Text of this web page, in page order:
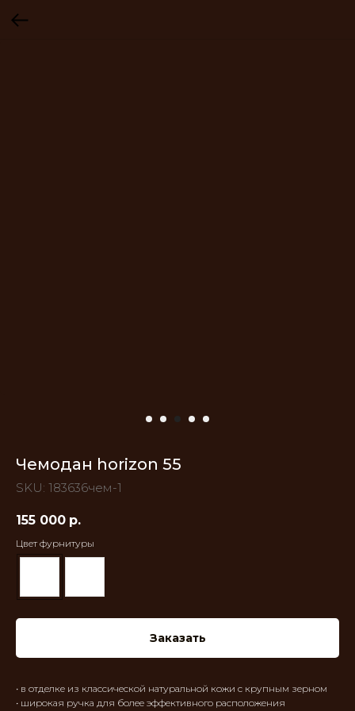
Чемодан horizon 55
SKU: 183636чем-1
155 000 р.
Цвет фурнитуры
Заказать
• в отделке из классической натуральной кожи с крупным зерном
• широкая ручка для более эффективного расположения